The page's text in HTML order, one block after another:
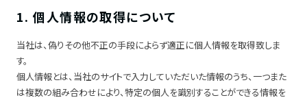
1. 個人情報の取得について
当社は、偽りその他不正の手段によらず適正に個人情報を取得致しま
す。
個人情報とは、当社のサイトで入力していただいた情報のうち、一つまた
は複数の組み合わせにより、特定の個人を識別することができる情報を